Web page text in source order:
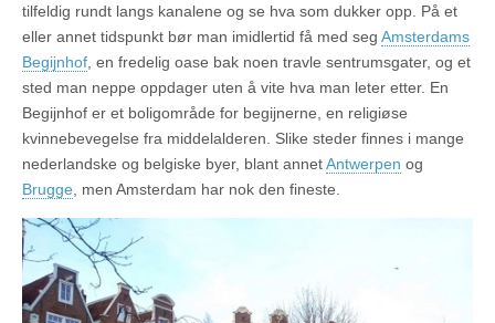
tilfeldig rundt langs kanalene og se hva som dukker opp. På et
eller annet tidspunkt bør man imidlertid få med seg Amsterdams
Begijnhof , en fredelig oase bak noen travle sentrumsgater, og et
sted man neppe oppdager uten å vite hva man leter etter. En
Begijnhof er et boligområde for begijnerne, en religiøse
kvinnebevegelse fra middelalderen. Slike steder finnes i mange
nederlandske og belgiske byer, blant annetAntwerpen og
Brugge , men Amsterdam har nok den fineste.